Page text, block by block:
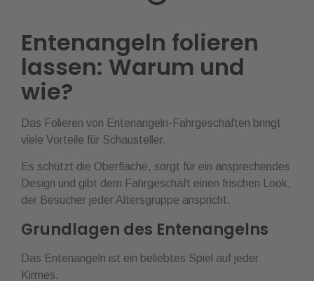
Entenangeln folieren
lassen: Warum und
wie?
Das Folieren von Entenangeln-Fahrgeschäften bringt
viele Vorteile für Schausteller.
Es schützt die Oberfläche, sorgt für ein ansprechendes
Design und gibt dem Fahrgeschäft einen frischen Look,
der Besucher jeder Altersgruppe anspricht.
Grundlagen des Entenangelns
Das Entenangeln ist ein beliebtes Spiel auf jeder
Kirmes.